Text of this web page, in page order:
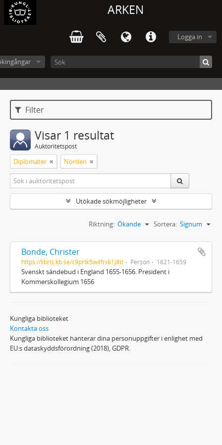
ARKEN
Logga in
Filter
Visar 1 resultat
Auktoritetspost
Diplomater Norden
Utökade sökmöjligheter
Sortera: Signum
Riktning: Ökande
Bonde, Christer
https://libris.kb.se/c9prtk5w4frxk1j#it Person 1621-1659
Svenskt sändebud i England 1655-1656. President i
Kommerskollegium 1656
Kungliga biblioteket
Kontakta oss
Kungliga biblioteket hanterar dina personuppgifter i enlighet med
EU:s dataskyddsförordning (2018), GDPR.